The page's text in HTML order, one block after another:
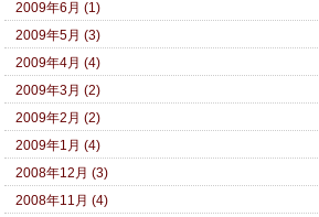
2009年6月 (1)
2009年5月 (3)
2009年4月 (4)
2009年3月 (2)
2009年2月 (2)
2009年1月 (4)
2008年12月 (3)
2008年11月 (4)